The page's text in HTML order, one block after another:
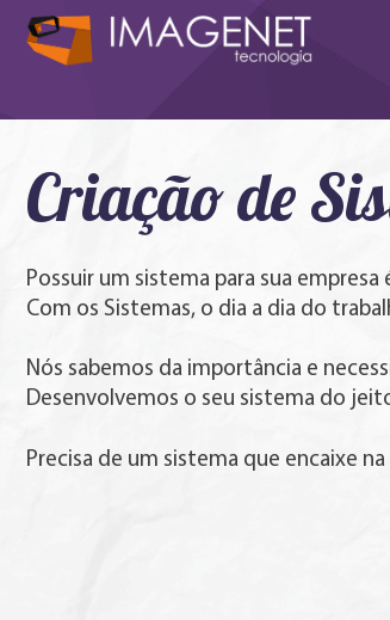
Criação de
Possuir um sistema para sua
Com os Sistemas, o dia a dia do
Nós sabemos da importância e
Desenvolvemos o seu sistema do
Precisa de um sistema que encaixe